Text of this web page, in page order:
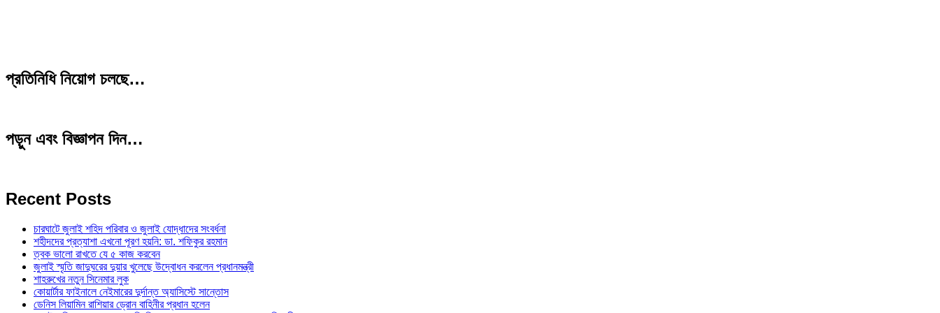
প্রতিনিধি নিয়োগ চলছে…
পড়ুন এবং বিজ্ঞাপন দিন…
Recent Posts
চারঘাটে জুলাই শহিদ পরিবার ও জুলাই যোদ্ধাদের সংবর্ধনা
শহীদদের প্রত্যাশা এখনো পূরণ হয়নি: ডা. শফিকুর রহমান
ত্বক ভালো রাখতে যে ৫ কাজ করবেন
জুলাই স্মৃতি জাদুঘরের দুয়ার খুলেছে উদ্বোধন করলেন প্রধানমন্ত্রী
শাহরুখের নতুন সিনেমার লুক
কোয়ার্টার ফাইনালে নেইমারের দুর্দান্ত অ্যাসিস্টে সান্তোস
ডেনিস লিয়ামিন রাশিয়ার ড্রোন বাহিনীর প্রধান হলেন